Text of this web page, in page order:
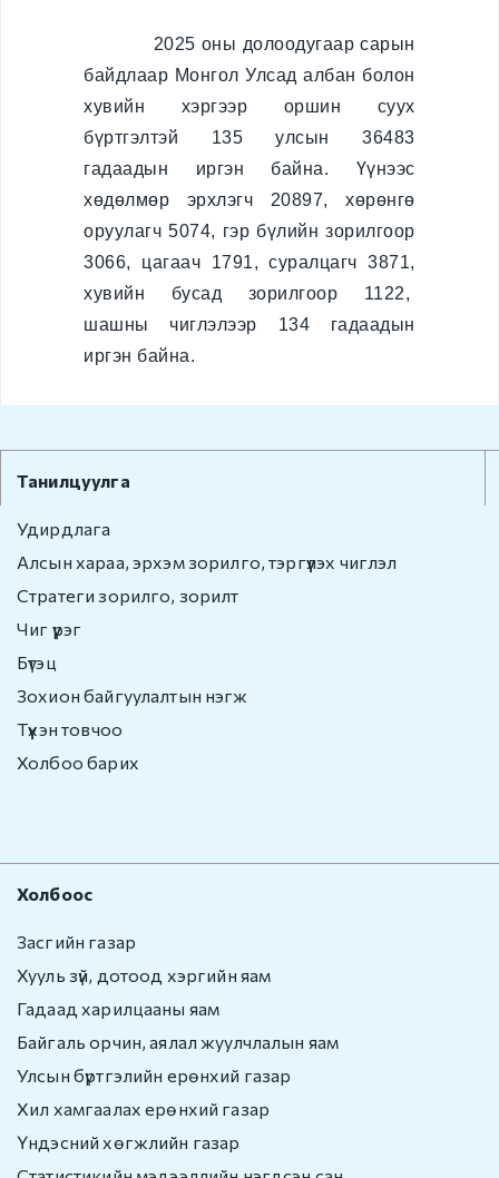
Хүний нөөц
Төсөв санхүү,
худалдан авах
ажиллагаа
Бусад
Авлигын эсрэг үйл
ажиллагаа
Нээлттэй өгөгдөл
Мэдээ, мэдээлэл
Холбоо барих
2025 оны долоодугаар сарын
байдлаар Монгол Улсад албан болон
хувийн хэргээр оршин суух
бүртгэлтэй 135 улсын 36483
гадаадын иргэн байна. Үүнээс
хөдөлмөр эрхлэгч 20897, хөрөнгө
оруулагч 5074, гэр бүлийн зорилгоор
3066, цагаач 1791, суралцагч 3871,
хувийн бусад зорилгоор 1122,
шашны чиглэлээр 134 гадаадын
иргэн байна.
Танилцуулга
Удирдлага
Алсын хараа, эрхэм зорилго, тэргүүлэх чиглэл
Стратеги зорилго, зорилт
Чиг үүрэг
Бүтэц
Зохион байгуулалтын нэгж
Түүхэн товчоо
Холбоо барих
Холбоос
Засгийн газар
Хууль зүй, дотоод хэргийн яам
Гадаад харилцааны яам
Байгаль орчин, аялал жуулчлалын яам
Улсын бүртгэлийн ерөнхий газар
Хил хамгаалах ерөнхий газар
Үндэсний хөгжлийн газар